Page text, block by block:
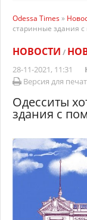
Odessa Times»
старинные здания
НОВОСТИ /
28-11-2021, 11:31
Версия для
Одесситы
здания с